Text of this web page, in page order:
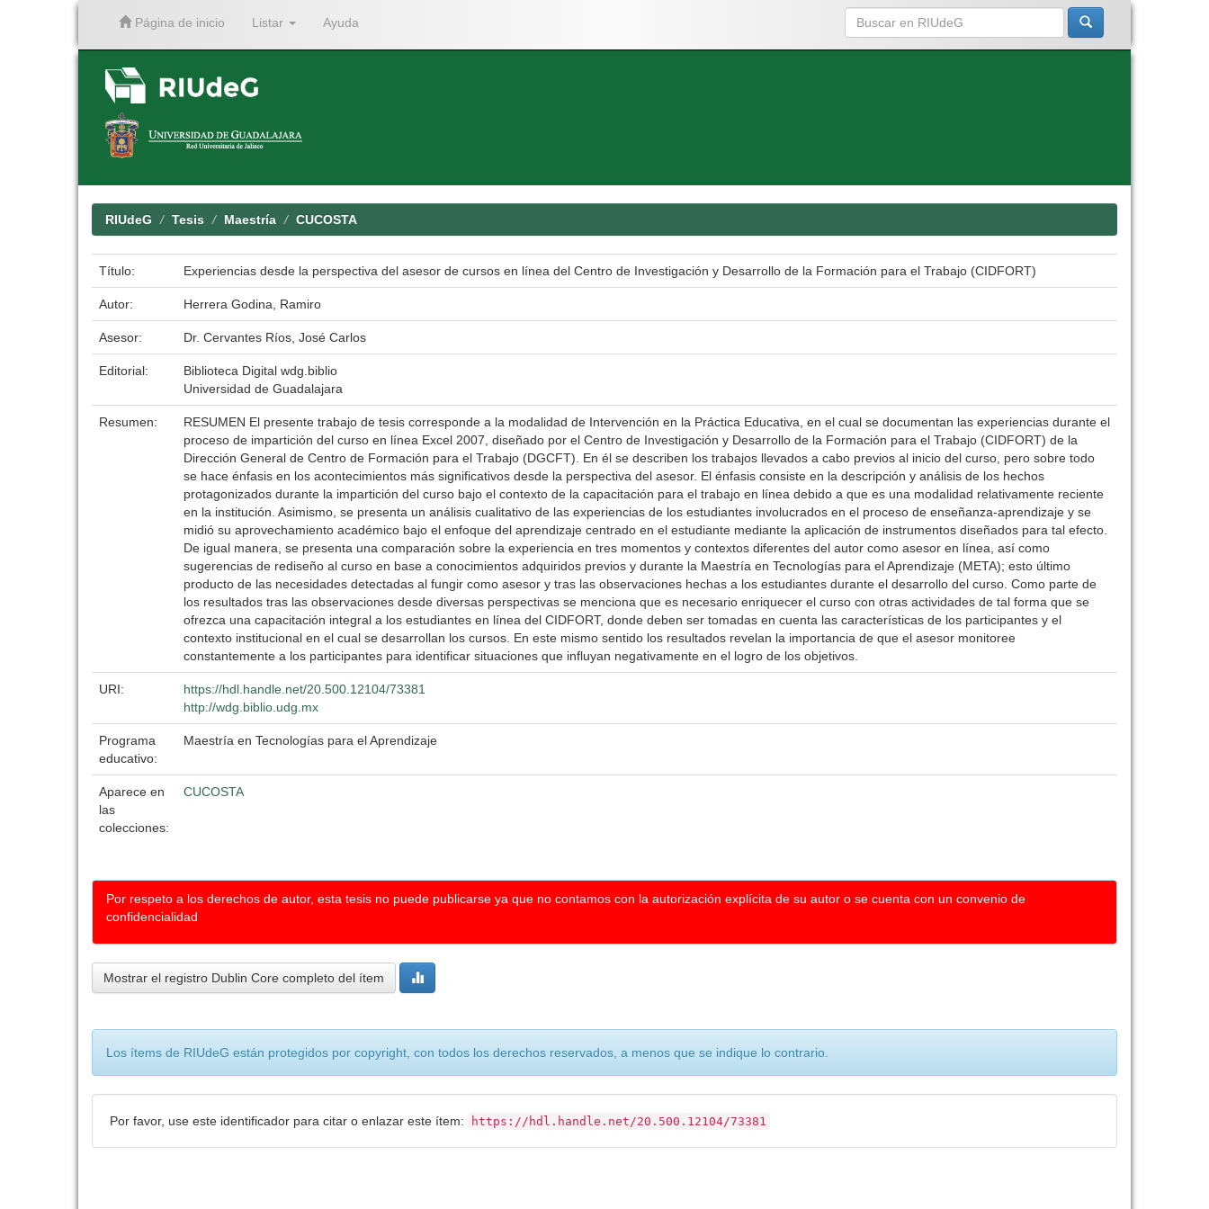
Página de inicio Listar Ayuda
RIUdeG Tesis Maestría CUCOSTA
Título: Experiencias desde la perspectiva del asesor de cursos en línea del Centro de Investigación y Desarrollo de la Formación para el Trabajo (CIDFORT)
Autor: Herrera Godina, Ramiro
Asesor: Dr. Cervantes Ríos, José Carlos
Editorial:
Biblioteca Digital wdg.biblio
Universidad de Guadalajara
Resumen:
RESUMEN El presente trabajo de tesis corresponde a la modalidad de Intervención en la Práctica Educativa, en el cual se documentan las experiencias durante el
proceso de impartición del curso en línea Excel 2007, diseñado por el Centro de Investigación y Desarrollo de la Formación para el Trabajo (CIDFORT) de la
Dirección General de Centro de Formación para el Trabajo (DGCFT). En él se describen los trabajos llevados a cabo previos al inicio del curso, pero sobre todo
se hace énfasis en los acontecimientos más significativos desde la perspectiva del asesor. El énfasis consiste en la descripción y análisis de los hechos
protagonizados durante la impartición del curso bajo el contexto de la capacitación para el trabajo en línea debido a que es una modalidad relativamente reciente
en la institución. Asimismo, se presenta un análisis cualitativo de las experiencias de los estudiantes involucrados en el proceso de enseñanza-aprendizaje y se
midió su aprovechamiento académico bajo el enfoque del aprendizaje centrado en el estudiante mediante la aplicación de instrumentos diseñados para tal efecto.
De igual manera, se presenta una comparación sobre la experiencia en tres momentos y contextos diferentes del autor como asesor en línea, así como
sugerencias de rediseño al curso en base a conocimientos adquiridos previos y durante la Maestría en Tecnologías para el Aprendizaje (META); esto último
producto de las necesidades detectadas al fungir como asesor y tras las observaciones hechas a los estudiantes durante el desarrollo del curso. Como parte de
los resultados tras las observaciones desde diversas perspectivas se menciona que es necesario enriquecer el curso con otras actividades de tal forma que se
ofrezca una capacitación integral a los estudiantes en línea del CIDFORT, donde deben ser tomadas en cuenta las características de los participantes y el
contexto institucional en el cual se desarrollan los cursos. En este mismo sentido los resultados revelan la importancia de que el asesor monitoree
constantemente a los participantes para identificar situaciones que influyan negativamente en el logro de los objetivos.
URI:
https://hdl.handle.net/20.500.12104/73381
http://wdg.biblio.udg.mx
Programa
educativo:
Maestría en Tecnologías para el Aprendizaje
Aparece en
las
colecciones:
CUCOSTA
Por respeto a los derechos de autor, esta tesis no puede publicarse ya que no contamos con la autorización explícita de su autor o se cuenta con un convenio de
confidencialidad
Mostrar el registro Dublin Core completo del ítem
Los ítems de RIUdeG están protegidos por copyright, con todos los derechos reservados, a menos que se indique lo contrario.
Por favor, use este identificador para citar o enlazar este ítem: https://hdl.handle.net/20.500.12104/73381